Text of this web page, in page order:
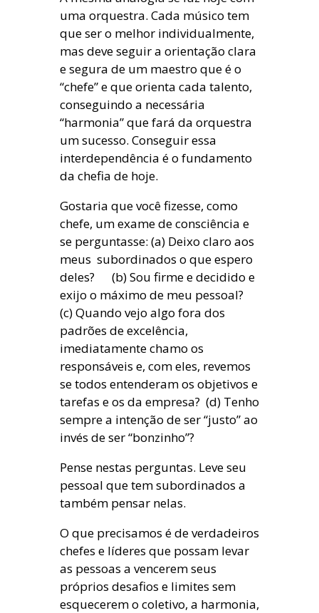
uma orquestra. Cada músico tem
que ser o melhor individualmente,
mas deve seguir a orientação clara
e segura de um maestro que é o
“chefe” e que orienta cada talento,
conseguindo a necessária
“harmonia” que fará da orquestra
um sucesso. Conseguir essa
interdependência é o fundamento
da chefia de hoje.
Gostaria que você fizesse, como
chefe, um exame de consciência e
se perguntasse: (a) Deixo claro aos
meus subordinados o que espero
deles? (b) Sou firme e decidido e
exijo o máximo de meu pessoal?
(c) Quando vejo algo fora dos
padrões de excelência,
imediatamente chamo os
responsáveis e, com eles, revemos
se todos entenderam os objetivos e
tarefas e os da empresa? (d) Tenho
sempre a intenção de ser “justo” ao
invés de ser “bonzinho”?
Pense nestas perguntas. Leve seu
pessoal que tem subordinados a
também pensar nelas.
O que precisamos é de verdadeiros
chefes e líderes que possam levar
as pessoas a vencerem seus
próprios desafios e limites sem
esquecerem o coletivo, a harmonia,